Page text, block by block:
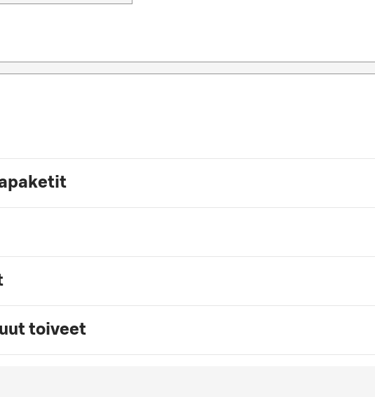
toiveet